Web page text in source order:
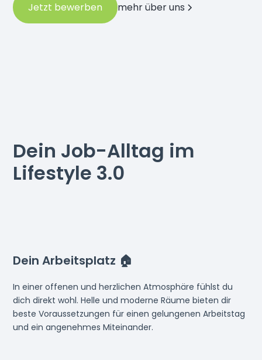
Jetzt bewerben mehr über uns
Dein Job-Alltag im
Lifestyle 3.0
Dein Arbeitsplatz 🏠
In einer offenen und herzlichen Atmosphäre fühlst du
dich direkt wohl. Helle und moderne Räume bieten dir
beste Voraussetzungen für einen gelungenen Arbeitstag
und ein angenehmes Miteinander.